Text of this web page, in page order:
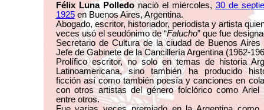
Félix Luna Polledonació el miércoles, 30 de
1925en Buenos Aires, Argentina.
Abogado, escritor, historiador, periodista y artista
veces usó el seudónimo de “Falucho” que fue
Secretario de Cultura de la ciudad de Buenos Aires
Jefe de Gabinete de la Cancillería Argentina (1962-
Prolífico escritor, no solo en temas de historia
Latinoamericana, sino también ha producido
ficción así como también poesía y canciones en
con otros artistas del género folclórico como Ariel
entre otros.